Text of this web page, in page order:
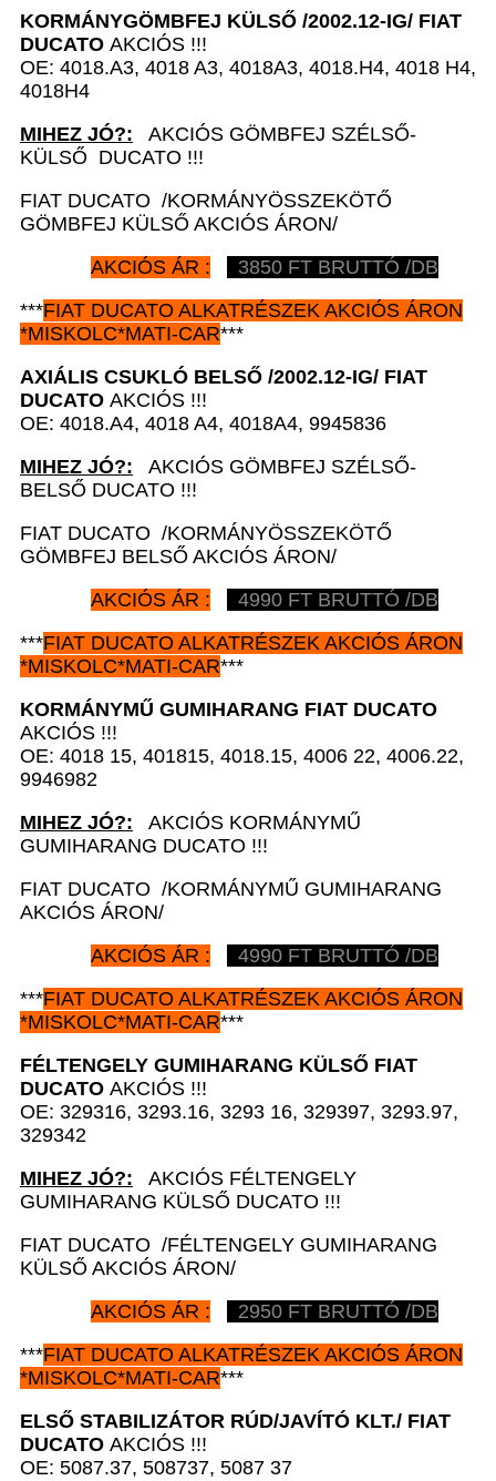
KORMÁNYGÖMBFEJ KÜLSŐ /2002.12-IG/ FIAT
DUCATO AKCIÓS !!!
OE: 4018.A3, 4018 A3, 4018A3, 4018.H4, 4018 H4,
4018H4
MIHEZ JÓ?: AKCIÓS GÖMBFEJ SZÉLSŐ-
KÜLSŐ DUCATO !!!
FIAT DUCATO /KORMÁNYÖSSZEKÖTŐ
GÖMBFEJ KÜLSŐ AKCIÓS ÁRON/
AKCIÓS ÁR :
3850 FT BRUTTÓ /DB
***FIAT DUCATO ALKATRÉSZEK AKCIÓS ÁRON
*MISKOLC*MATI-CAR***
AXIÁLIS CSUKLÓ BELSŐ /2002.12-IG/ FIAT
DUCATO AKCIÓS !!!
OE: 4018.A4, 4018 A4, 4018A4, 9945836
MIHEZ JÓ?: AKCIÓS GÖMBFEJ SZÉLSŐ-
BELSŐ DUCATO !!!
FIAT DUCATO /KORMÁNYÖSSZEKÖTŐ
GÖMBFEJ BELSŐ AKCIÓS ÁRON/
AKCIÓS ÁR :
4990 FT BRUTTÓ /DB
***FIAT DUCATO ALKATRÉSZEK AKCIÓS ÁRON
*MISKOLC*MATI-CAR***
KORMÁNYMŰ GUMIHARANG FIAT DUCATO
AKCIÓS !!!
OE: 4018 15, 401815, 4018.15, 4006 22, 4006.22,
9946982
MIHEZ JÓ?: AKCIÓS KORMÁNYMŰ
GUMIHARANG DUCATO !!!
FIAT DUCATO /KORMÁNYMŰ GUMIHARANG
AKCIÓS ÁRON/
AKCIÓS ÁR :
4990 FT BRUTTÓ /DB
***FIAT DUCATO ALKATRÉSZEK AKCIÓS ÁRON
*MISKOLC*MATI-CAR***
FÉLTENGELY GUMIHARANG KÜLSŐ FIAT
DUCATO AKCIÓS !!!
OE: 329316, 3293.16, 3293 16, 329397, 3293.97,
329342
MIHEZ JÓ?: AKCIÓS FÉLTENGELY
GUMIHARANG KÜLSŐ DUCATO !!!
FIAT DUCATO /FÉLTENGELY GUMIHARANG
KÜLSŐ AKCIÓS ÁRON/
AKCIÓS ÁR :
2950 FT BRUTTÓ /DB
***FIAT DUCATO ALKATRÉSZEK AKCIÓS ÁRON
*MISKOLC*MATI-CAR***
ELSŐ STABILIZÁTOR RÚD/JAVÍTÓ KLT./ FIAT
DUCATO AKCIÓS !!!
OE: 5087.37, 508737, 5087 37